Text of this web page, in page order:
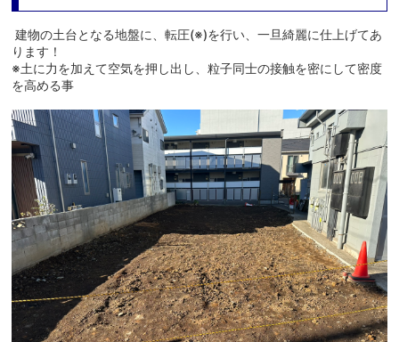
建物の土台となる地盤に、転圧(※)を行い、一旦綺麗に仕上げてあ
ります！
※土に力を加えて空気を押し出し、粒子同士の接触を密にして密度
を高める事